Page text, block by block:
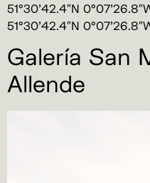
51°30’42.4″N
51°30’42.4″N
Galería San
Allende